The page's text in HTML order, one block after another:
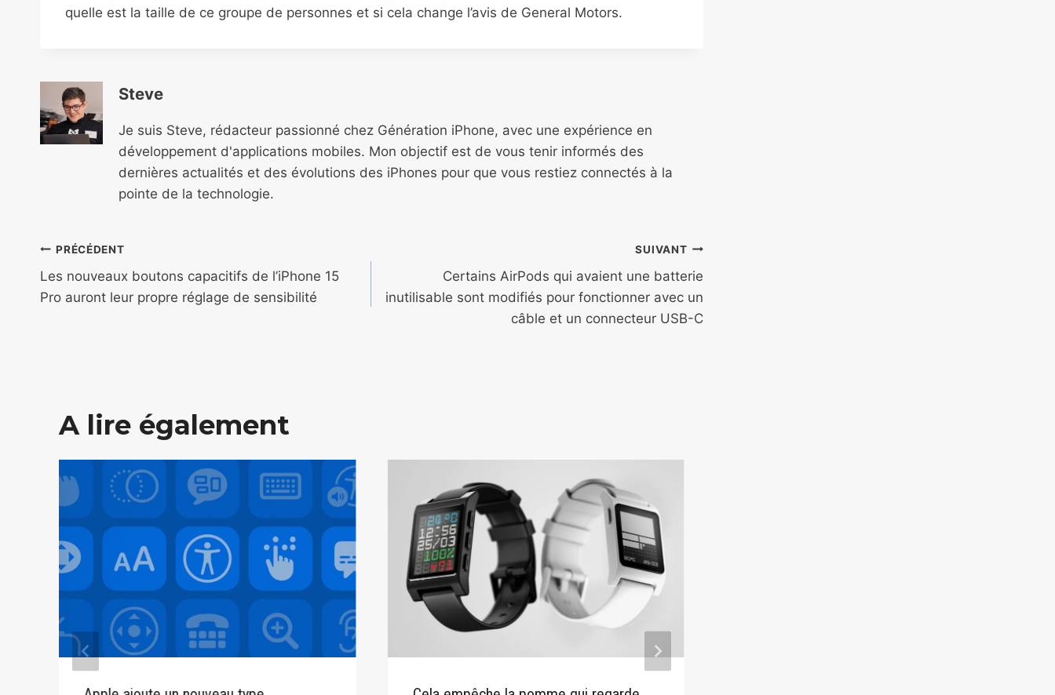
quelle est la taille de ce groupe de personnes et si cela change l’avis de General Motors.
Steve
Je suis Steve, rédacteur passionné chez Génération iPhone, avec une expérience en
développement d'applications mobiles. Mon objectif est de vous tenir informés des
dernières actualités et des évolutions des iPhones pour que vous restiez connectés à la
pointe de la technologie.
Navigation
de
l’article
PRÉCÉDENT
Les nouveaux boutons capacitifs de l’iPhone 15
Pro auront leur propre réglage de sensibilité
SUIVANT
Certains AirPods qui avaient une batterie
inutilisable sont modifiés pour fonctionner avec un
câble et un connecteur USB-C
A lire également